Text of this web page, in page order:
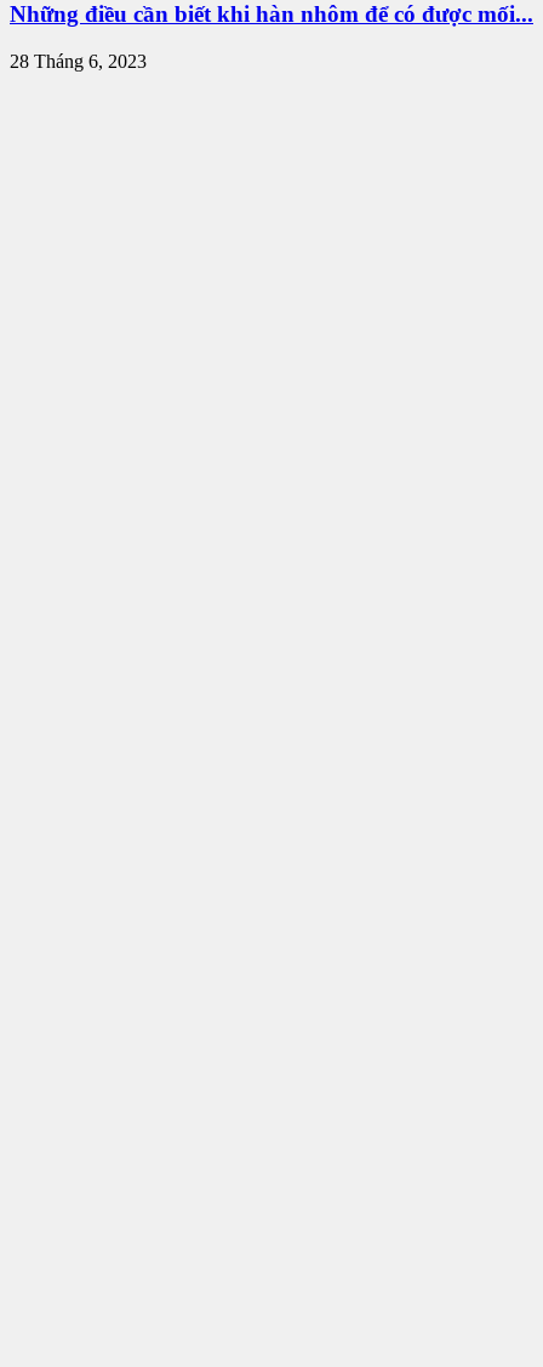
Những điều cần biết khi hàn nhôm để có được mối...
28 Tháng 6, 2023